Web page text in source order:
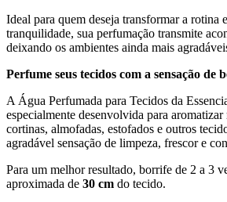
Ideal para quem deseja transformar a rotina
tranquilidade, sua perfumação transmite
deixando os ambientes ainda mais
Perfume seus tecidos com a sensação de
A Água Perfumada para Tecidos da
especialmente desenvolvida para
cortinas, almofadas, estofados e outros
agradável sensação de limpeza, frescor e
Para um melhor resultado, borrife de 2 a 3
aproximada de 30 cm do tecido.